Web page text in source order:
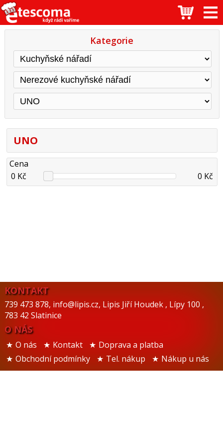
Kategorie
UNO
Cena
0 Kč
0 Kč
KONTAKT
739 473 878, info@lipis.cz, Lipis Jiří Houdek , Lípy 100 ,
783 42 Slatinice
O NÁS
O nás Kontakt
Doprava a platba
Obchodní podmínky
Tel. nákup Nákup u nás